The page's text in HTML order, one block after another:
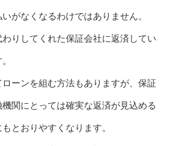
がなくなるわけではありません。
りしてくれた保証会社に返済してい
ーンを組む方法もありますが、保証
関にとっては確実な返済が見込める
とおりやすくなります。